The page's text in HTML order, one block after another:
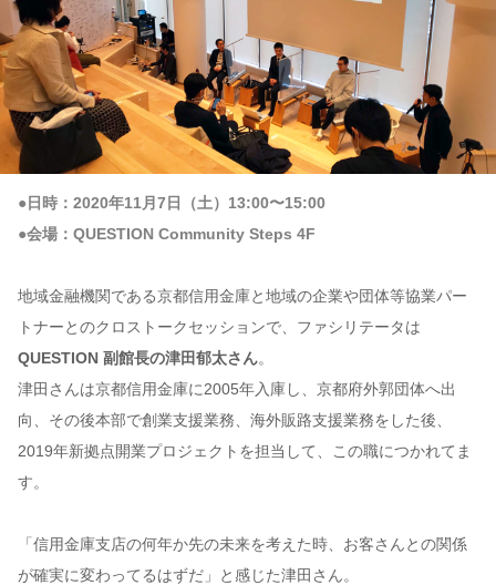
●日時：2020年11月7日（土）13:00〜15:00
●会場：QUESTION Community Steps 4F
地域金融機関である京都信用金庫と地域の企業や団体等協業パー
トナーとのクロストークセッションで、ファシリテータは
QUESTION 副館長の津田郁太さん。
津田さんは京都信用金庫に2005年入庫し、京都府外郭団体へ出
向、その後本部で創業支援業務、海外販路支援業務をした後、
2019年新拠点開業プロジェクトを担当して、この職につかれてま
す。
「信用金庫支店の何年か先の未来を考えた時、お客さんとの関係
が確実に変わってるはずだ」と感じた津田さん。